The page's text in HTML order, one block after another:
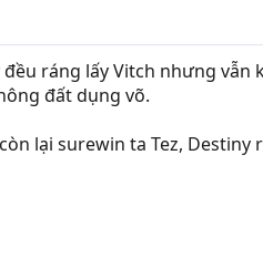
ráng lấy Vitch nhưng vẫn
đất dụng võ.
lại surewin ta Tez,